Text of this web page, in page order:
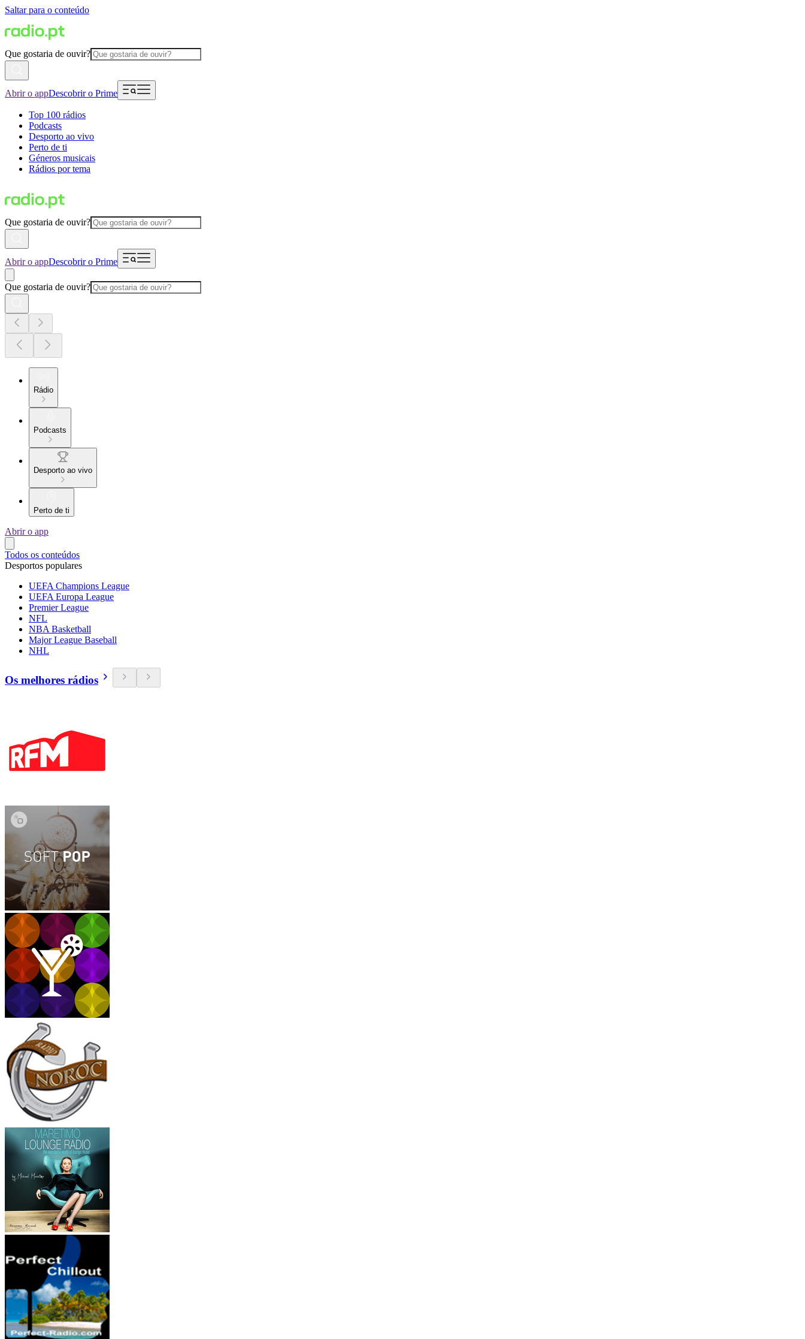
Saltar para o conteúdo
Que gostaria de ouvir?
Abrir o appDescobrir o Prime
Top 100 rádios
Podcasts
Desporto ao vivo
Perto de ti
Géneros musicais
Rádios por tema
Que gostaria de ouvir?
Abrir o appDescobrir o Prime
Que gostaria de ouvir?
Rádio
Podcasts
Desporto ao vivo
Perto de ti
Abrir o app
Todos os conteúdos
Desportos populares
UEFA Champions League
UEFA Europa League
Premier League
NFL
NBA Basketball
Major League Baseball
NHL
Os melhores rádios